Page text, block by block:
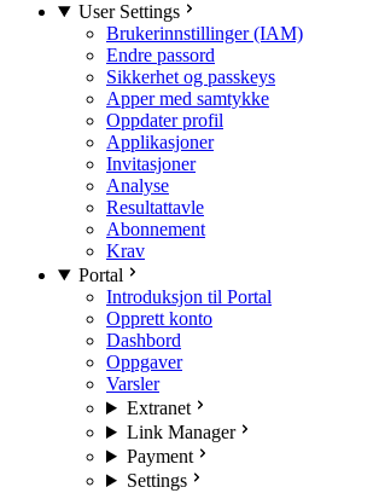
User Settings
Brukerinnstillinger (IAM)
Endre passord
Sikkerhet og passkeys
Apper med samtykke
Oppdater profil
Applikasjoner
Invitasjoner
Analyse
Resultattavle
Abonnement
Krav
Portal
Introduksjon til Portal
Opprett konto
Dashbord
Oppgaver
Varsler
Extranet
Link Manager
Payment
Settings